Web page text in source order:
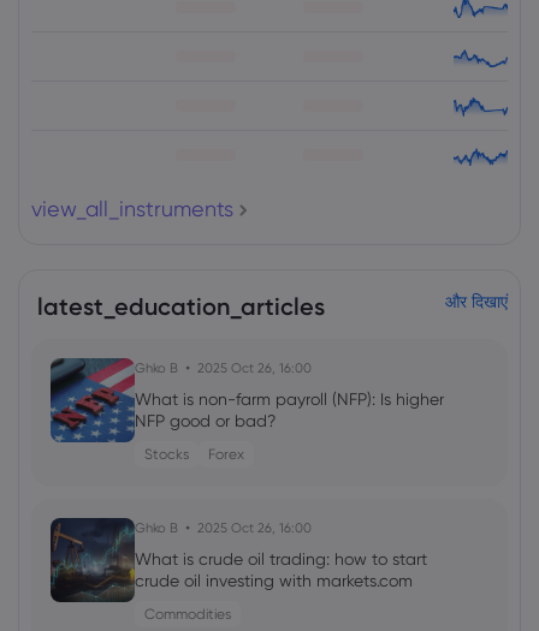
view_all_instruments
latest_education_articles और दिखाएं
Ghko B 2025 Oct 26, 16:00
What is non-farm payroll (NFP): Is higher
NFP good or bad?
Stocks Forex
Ghko B 2025 Oct 26, 16:00
What is crude oil trading: how to start
crude oil investing with markets.com
Commodities